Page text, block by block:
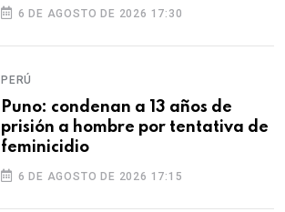
ilegales
6 DE AGOSTO DE 2026 17:30
PERÚ
Puno: condenan a 13 años de
prisión a hombre por tentativa de
feminicidio
6 DE AGOSTO DE 2026 17:15